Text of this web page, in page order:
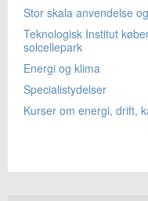
Stor skala anvendelse
Teknologisk Institut
solcellepark
Energi og klima
Specialistydelser
Kurser om energi, drift,